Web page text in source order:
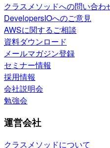
クラスメソッドへの問い合わ
DevelopersIOへのご意見
AWSに関するご相談
資料ダウンロード
メールマガジン登録
セミナー情報
採用情報
会社説明会
勉強会
運営会社
クラスメソッドについて